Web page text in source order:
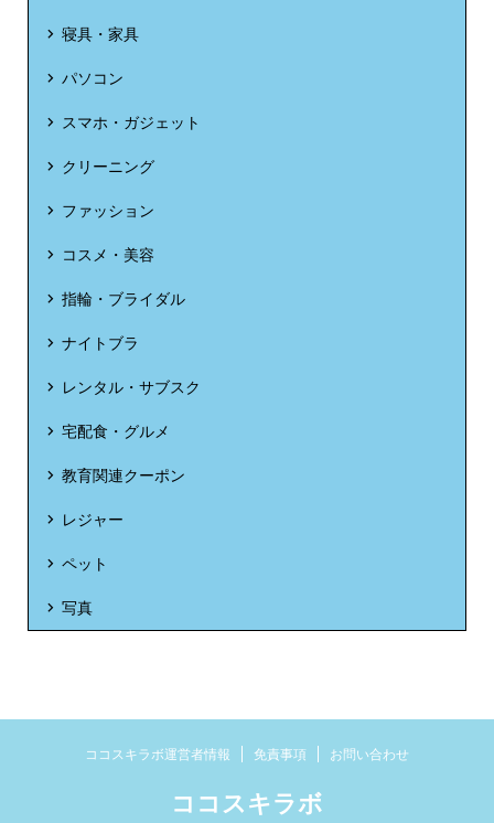
寝具・家具
パソコン
スマホ・ガジェット
クリーニング
ファッション
コスメ・美容
指輪・ブライダル
ナイトブラ
レンタル・サブスク
宅配食・グルメ
教育関連クーポン
レジャー
ペット
写真
ココスキラボ運営者情報 免責事項 お問い合わせ
ココスキラボ